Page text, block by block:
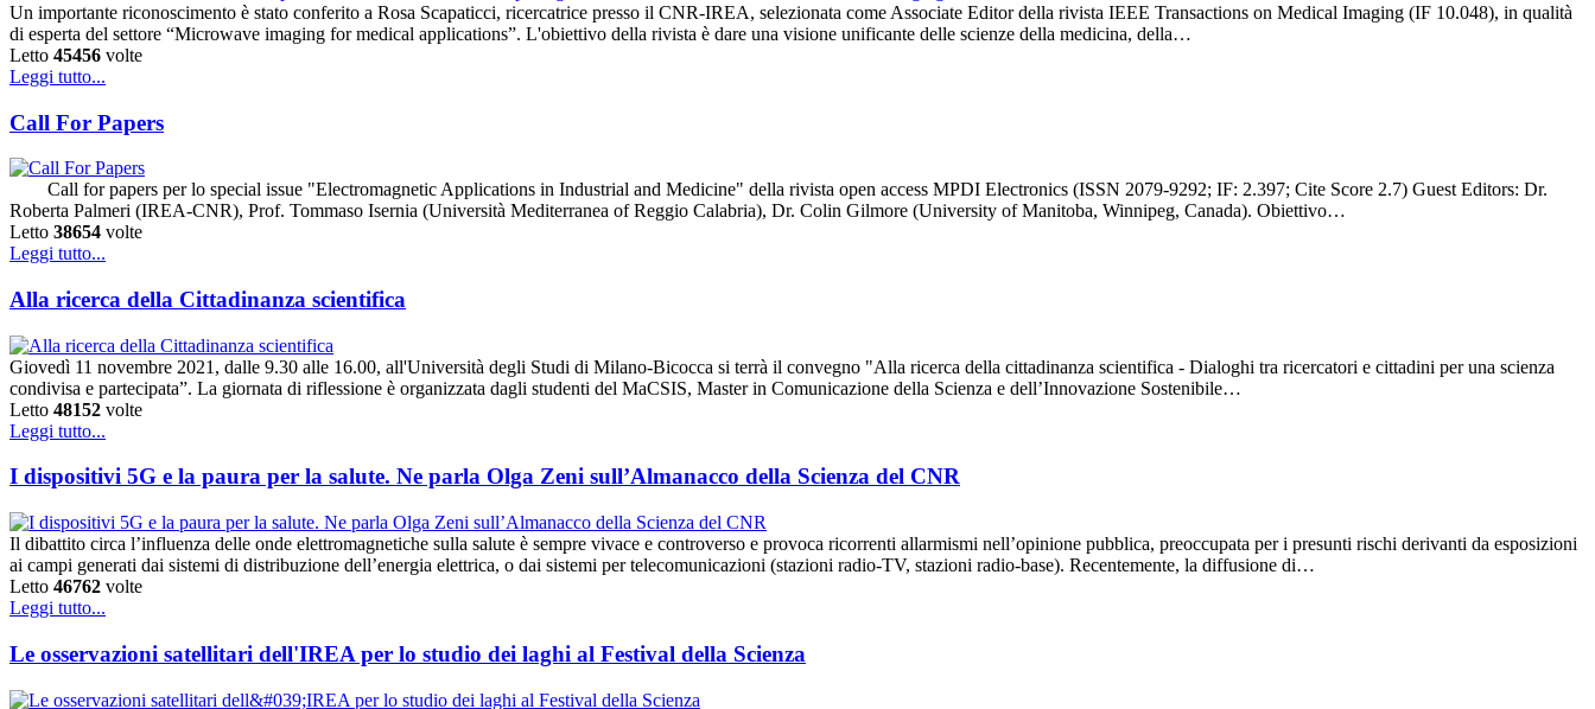
Un importante riconoscimento è stato conferito a Rosa Scapaticci, ricercatrice presso il CNR-IREA, selezionata come Associate Editor della rivista IEEE Transactions on Medical Imaging (IF 10.048), in qualità
di esperta del settore “Microwave imaging for medical applications”. L'obiettivo della rivista è dare una visione unificante delle scienze della medicina, della…
Letto 45456 volte
Leggi tutto...
Call For Papers
Call for papers per lo special issue "Electromagnetic Applications in Industrial and Medicine" della rivista open access MPDI Electronics (ISSN 2079-9292; IF: 2.397; Cite Score 2.7) Guest Editors: Dr.
Roberta Palmeri (IREA-CNR), Prof. Tommaso Isernia (Università Mediterranea of Reggio Calabria), Dr. Colin Gilmore (University of Manitoba, Winnipeg, Canada). Obiettivo…
Letto 38654 volte
Leggi tutto...
Alla ricerca della Cittadinanza scientifica
Giovedì 11 novembre 2021, dalle 9.30 alle 16.00, all'Università degli Studi di Milano-Bicocca si terrà il convegno "Alla ricerca della cittadinanza scientifica - Dialoghi tra ricercatori e cittadini per una scienza
condivisa e partecipata”. La giornata di riflessione è organizzata dagli studenti del MaCSIS, Master in Comunicazione della Scienza e dell’Innovazione Sostenibile…
Letto 48152 volte
Leggi tutto...
I dispositivi 5G e la paura per la salute. Ne parla Olga Zeni sull’Almanacco della Scienza del CNR
Il dibattito circa l’influenza delle onde elettromagnetiche sulla salute è sempre vivace e controverso e provoca ricorrenti allarmismi nell’opinione pubblica, preoccupata per i presunti rischi derivanti da esposizioni
ai campi generati dai sistemi di distribuzione dell’energia elettrica, o dai sistemi per telecomunicazioni (stazioni radio-TV, stazioni radio-base). Recentemente, la diffusione di…
Letto 46762 volte
Leggi tutto...
Le osservazioni satellitari dell'IREA per lo studio dei laghi al Festival della Scienza